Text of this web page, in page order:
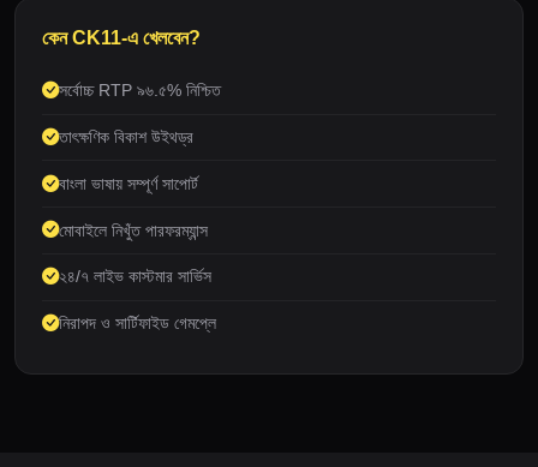
কেন CK11-এ খেলবেন?
সর্বোচ্চ RTP ৯৬.৫% নিশ্চিত
তাৎক্ষণিক বিকাশ উইথড্র
বাংলা ভাষায় সম্পূর্ণ সাপোর্ট
মোবাইলে নিখুঁত পারফরম্যান্স
২৪/৭ লাইভ কাস্টমার সার্ভিস
নিরাপদ ও সার্টিফাইড গেমপ্লে